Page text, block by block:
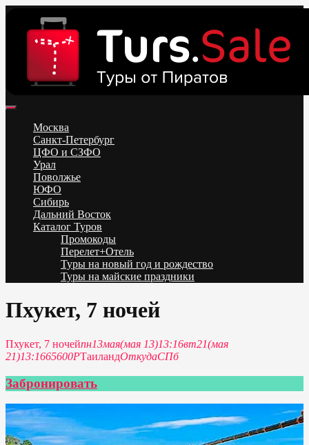
content
Низкие цены на путевки 3-7-10 ночей все включено, отдых на
море. Распродажа экскурсионных и горнолыжных туров.
Обновление каждый день. Официальный сайт Тур Сейл
Москва
Санкт-Петербург
ЦФО и СЗФО
Урал
Поволжье
ЮФО
Сибирь
Дальний Восток
Каталог Туров
Промокоды
Перелет+Отель
Туры на новый год и рождество
Туры на майские праздники
Пхукет, 7 ночей
Пхукет, 7 ночейпн13мая(мая 13)13:16вт21(мая
21)13:1665600РТаиландОткудаСПб
Забронировать